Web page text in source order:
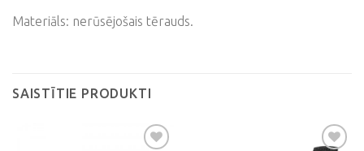
Materiāls: nerūsējošais tērauds.
SAISTĪTIE PRODUKTI